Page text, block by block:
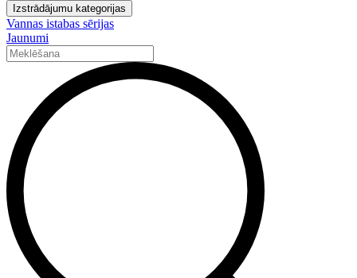
Izstrādājumu kategorijas
Vannas istabas sērijas
Jaunumi